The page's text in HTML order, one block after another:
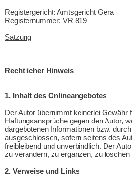
Registergericht: Amtsgericht Gera
Registernummer: VR 819
Satzung
Rechtlicher Hinweis
1. Inhalt des Onlineangebotes
Der Autor übernimmt keinerlei Gewähr
Haftungsansprüche gegen den Autor,
dargebotenen Informationen bzw.
ausgeschlossen, sofern seitens des
freibleibend und unverbindlich. Der
zu verändern, zu ergänzen, zu
2. Verweise und Links